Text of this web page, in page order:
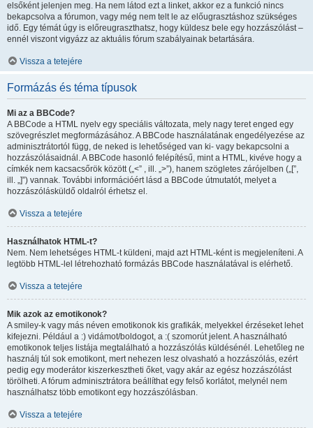
elsőként jelenjen meg. Ha nem látod ezt a linket, akkor ez a funkció nincs
bekapcsolva a fórumon, vagy még nem telt le az előugrasztáshoz szükséges
idő. Egy témát úgy is előreugraszthatsz, hogy küldesz bele egy hozzászólást –
ennél viszont vigyázz az aktuális fórum szabályainak betartására.
Vissza a tetejére
Formázás és téma típusok
Mi az a BBCode?
A BBCode a HTML nyelv egy speciális változata, mely nagy teret enged egy
szövegrészlet megformázásához. A BBCode használatának engedélyezése az
adminisztrátortól függ, de neked is lehetőséged van ki- vagy bekapcsolni a
hozzászólásaidnál. A BBCode hasonló felépítésű, mint a HTML, kivéve hogy a
címkék nem kacsacsőrök között („<” , ill. „>”), hanem szögletes zárójelben („[”,
ill. „]”) vannak. További információért lásd a BBCode útmutatót, melyet a
hozzászólásküldő oldalról érhetsz el.
Vissza a tetejére
Használhatok HTML-t?
Nem. Nem lehetséges HTML-t küldeni, majd azt HTML-ként is megjeleníteni. A
legtöbb HTML-lel létrehozható formázás BBCode használatával is elérhető.
Vissza a tetejére
Mik azok az emotikonok?
A smiley-k vagy más néven emotikonok kis grafikák, melyekkel érzéseket lehet
kifejezni. Például a :) vidámot/boldogot, a :( szomorút jelent. A használható
emotikonok teljes listája megtalálható a hozzászólás küldésénél. Lehetőleg ne
használj túl sok emotikont, mert nehezen lesz olvasható a hozzászólás, ezért
pedig egy moderátor kiszerkesztheti őket, vagy akár az egész hozzászólást
törölheti. A fórum adminisztrátora beállíthat egy felső korlátot, melynél nem
használhatsz több emotikont egy hozzászólásban.
Vissza a tetejére